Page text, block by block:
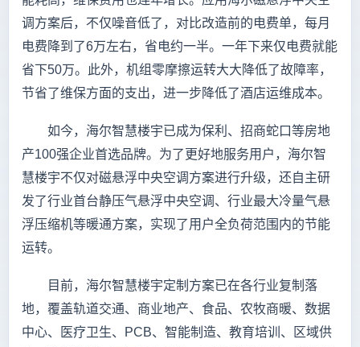
调方案后，不仅噪音低了，对比改造前的电费单，每月
电费降到了6万左右，省电约一半。一年下来仅电费就能
省下50万。此外，机组零摩擦运转大大降低了故障率，
节省了维保方面的支出，进一步降低了酒店运维成本。
如今，海尔智慧楼宇已成为保利、招商蛇口等房地
产100强企业首选品牌。为了更好地服务用户，海尔智
慧楼宇不仅对磁悬浮中央空调方案进行升级，还自主研
发了行业首台静压气悬浮中央空调、行业最大冷量气悬
浮压缩机等暖通方案，实现了用户全负荷范围内的节能
运转。
目前，海尔智慧楼宇定制方案已在各行业复制落
地，覆盖轨道交通、商业地产、食品、农牧商暖、数据
中心、医疗卫生、PCB、智能制造、教育培训、区域供